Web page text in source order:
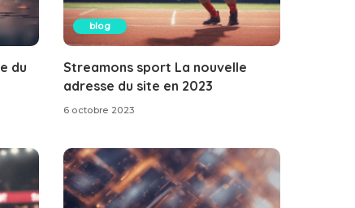
du
blog
Streamons sport La nouvelle
adresse du site en 2023
6 octobre 2023